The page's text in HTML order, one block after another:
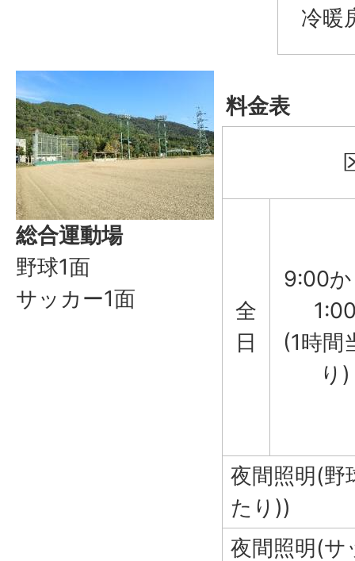
冷暖
総合運動場
野球1面
サッカー1面
料金表
全
日
9:00
(1時間
り)
夜間照明(野
たり))
夜間照明(サ